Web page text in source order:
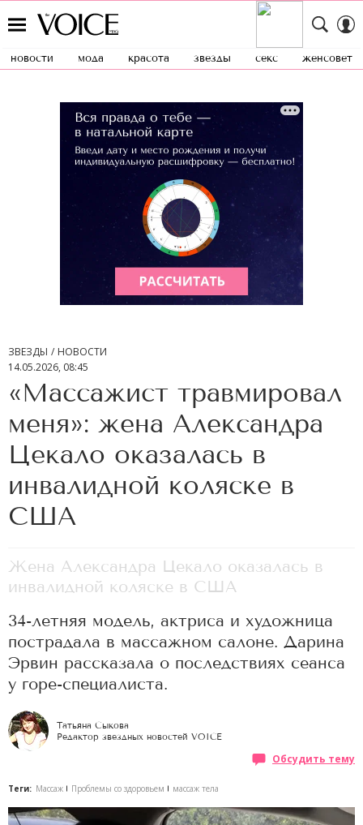
новости мода красота звезды секс женсовет
ЗВЕЗДЫ
НОВОСТИ
14.05.2026, 08:45
«Массажист травмировал
меня»: жена Александра
Цекало оказалась в
инвалидной коляске в
США
Жена Александра Цекало оказалась в
инвалидной коляске в США
34-летняя модель, актриса и художница
пострадала в массажном салоне. Дарина
Эрвин рассказала о последствиях сеанса
у горе-специалиста.
Татьяна Сыкова
Редактор звездных новостей VOICE
Обсудить тему
Теги: Массаж Проблемы со здоровьем массаж тела